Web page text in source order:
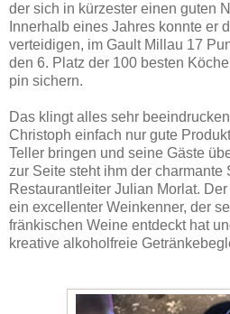
der sich in kürzester einen guten
Innerhalb eines Jahres konnte er
verteidigen, im Gault Millau 17
den 6. Platz der 100 besten
pin sichern.
Das klingt alles sehr
Christoph einfach nur gute
Teller bringen und seine Gäste
zur Seite steht ihm der charmante
Restaurantleiter Julian Morlat.
ein excellenter Weinkenner, der
fränkischen Weine entdeckt hat
kreative alkoholfreie